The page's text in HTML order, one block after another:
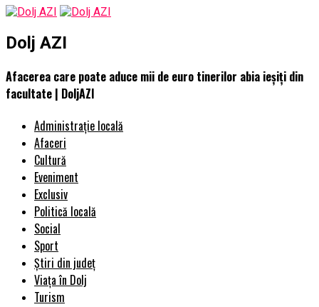
Dolj AZI
Afacerea care poate aduce mii de euro tinerilor abia ieșiți din
facultate | DoljAZI
Administrație locală
Afaceri
Cultură
Eveniment
Exclusiv
Politică locală
Social
Sport
Știri din județ
Viața în Dolj
Turism